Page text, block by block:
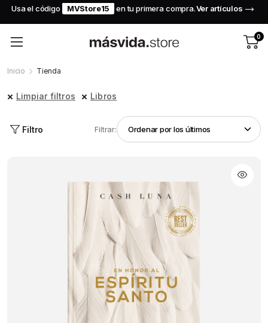
Usa el código MVStore15 en tu primera compra.Ver artículos
0
Inicio Tienda
Limpiar filtros Libros
Filtro Filtrar: